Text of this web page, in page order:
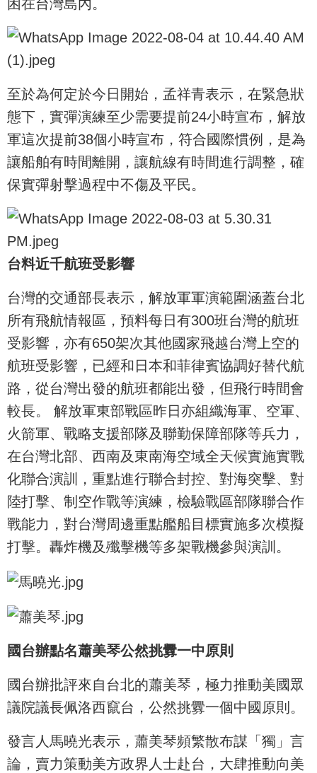
困在台灣島內。
至於為何定於今日開始，孟祥青表示，在緊急狀
態下，實彈演練至少需要提前24小時宣布，解放
軍這次提前38個小時宣布，符合國際慣例，是為
讓船舶有時間離開，讓航線有時間進行調整，確
保實彈射擊過程中不傷及平民。
台料近千航班受影響
台灣的交通部長表示，解放軍軍演範圍涵蓋台北
所有飛航情報區，預料每日有300班台灣的航班
受影響，亦有650架次其他國家飛越台灣上空的
航班受影響，已經和日本和菲律賓協調好替代航
路，從台灣出發的航班都能出發，但飛行時間會
較長。 解放軍東部戰區昨日亦組織海軍、空軍、
火箭軍、戰略支援部隊及聯勤保障部隊等兵力，
在台灣北部、西南及東南海空域全天候實施實戰
化聯合演訓，重點進行聯合封控、對海突擊、對
陸打擊、制空作戰等演練，檢驗戰區部隊聯合作
戰能力，對台灣周邊重點艦船目標實施多次模擬
打擊。轟炸機及殲擊機等多架戰機參與演訓。
國台辦點名蕭美琴公然挑釁一中原則
國台辦批評來自台北的蕭美琴，極力推動美國眾
議院議長佩洛西竄台，公然挑釁一個中國原則。
發言人馬曉光表示，蕭美琴頻繁散布謀「獨」言
論，賣力策動美方政界人士赴台，大肆推動向美